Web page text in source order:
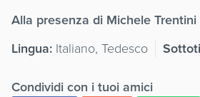
Alla presenza di Michele
Lingua: Italiano, Tedesco
Condividi con i tuoi amici